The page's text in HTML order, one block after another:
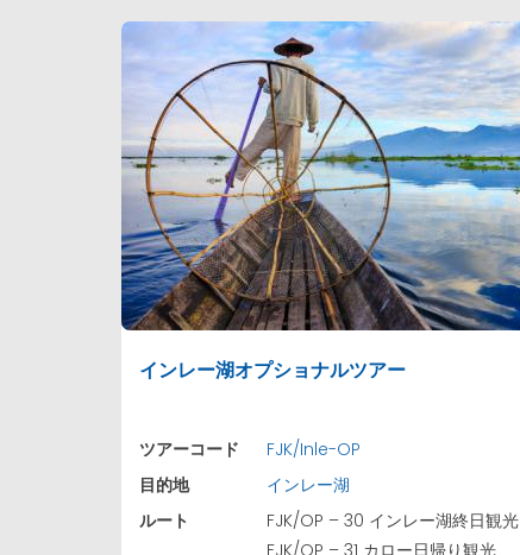
インレー湖オプショナルツアー
ツアーコード
FJK/Inle-OP
目的地
インレー湖
ルート
FJK/OP – 30 インレー湖終日観光
FJK/OP – 31 カロー日帰り観光